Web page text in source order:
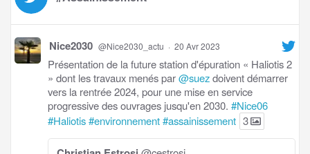
Nice2030 @Nice2030_actu · 20 Avr 2023
Présentation de la future station d'épuration « Haliotis 2
» dont les travaux menés par@suezdoivent démarrer
vers la rentrée 2024, pour une mise en service
progressive des ouvrages jusqu'en 2030. #Nice06
#Haliotis#environnement#assainissement 3